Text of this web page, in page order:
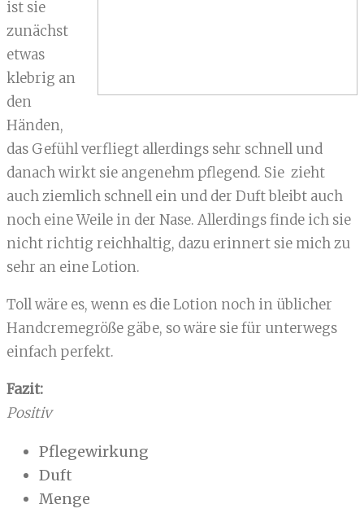
ist sie
zunächst
etwas
klebrig an
den
Händen,
das Gefühl verfliegt allerdings sehr schnell und
danach wirkt sie angenehm pflegend. Sie zieht
auch ziemlich schnell ein und der Duft bleibt auch
noch eine Weile in der Nase. Allerdings finde ich sie
nicht richtig reichhaltig, dazu erinnert sie mich zu
sehr an eine Lotion.
Toll wäre es, wenn es die Lotion noch in üblicher
Handcremegröße gäbe, so wäre sie für unterwegs
einfach perfekt.
Fazit:
Positiv
Pflegewirkung
Duft
Menge